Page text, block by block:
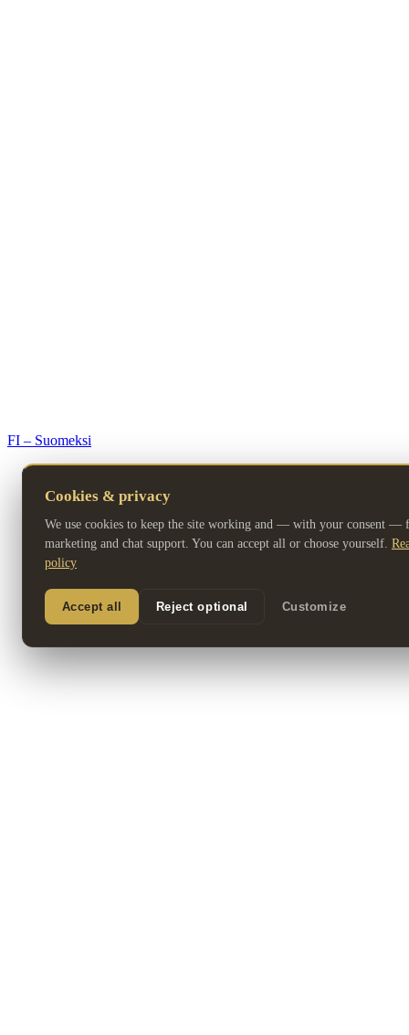
FI – Suomeksi
Cookies & privacy
We use cookies to keep the site working and — with your consent —
marketing and chat support. You can accept all or choose yourself.
policy
Accept all Reject optional Customize